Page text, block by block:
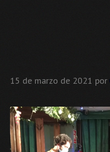
15 de marzo de 2021 por